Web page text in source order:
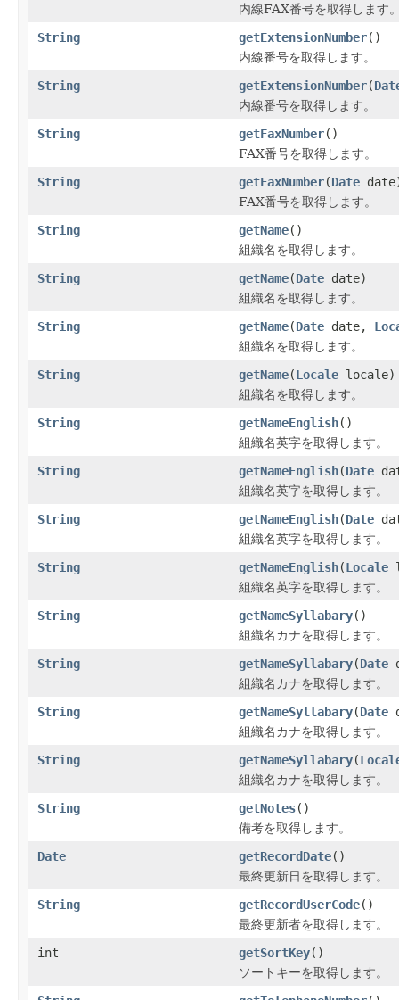
内線FAX番号を取得します
String
getExtensionNumber()
内線番号を取得します。
String
getExtensionNumber(
内線番号を取得します。
String
getFaxNumber()
FAX番号を取得します。
String
getFaxNumber(Date
FAX番号を取得します。
String
getName()
組織名を取得します。
String
getName(Date date)
組織名を取得します。
String
getName(Date date,
組織名を取得します。
String
getName(Locale locale)
組織名を取得します。
String
getNameEnglish()
組織名英字を取得します。
String
getNameEnglish(Date
組織名英字を取得します。
String
getNameEnglish(Date
組織名英字を取得します。
String
getNameEnglish(Locale
組織名英字を取得します。
String
getNameSyllabary()
組織名カナを取得します。
String
getNameSyllabary(Date
組織名カナを取得します。
String
getNameSyllabary(Date
組織名カナを取得します。
String
getNameSyllabary(
組織名カナを取得します。
String
getNotes()
備考を取得します。
Date
getRecordDate()
最終更新日を取得します。
String
getRecordUserCode()
最終更新者を取得します。
int
getSortKey()
ソートキーを取得します。